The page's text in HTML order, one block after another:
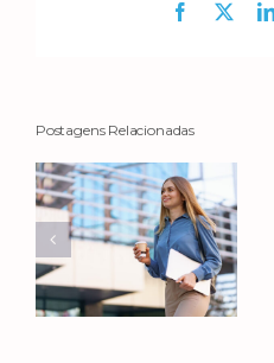
Facebook
X
Postagens Relacionadas